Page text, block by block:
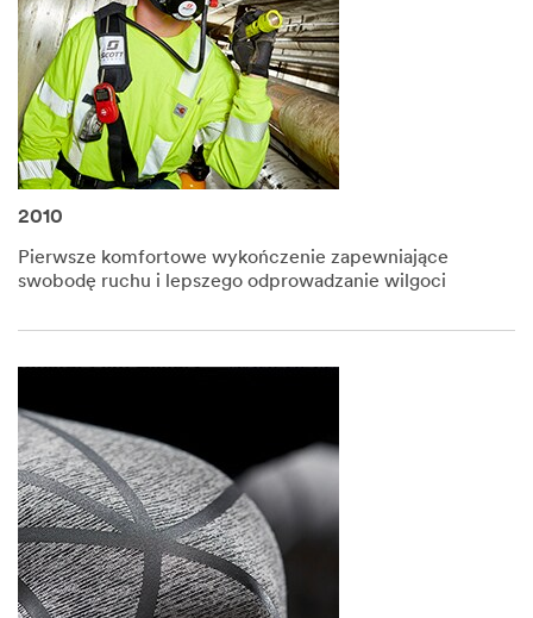
2010
Pierwsze komfortowe wykończenie zapewniające
swobodę ruchu i lepszego odprowadzanie wilgoci